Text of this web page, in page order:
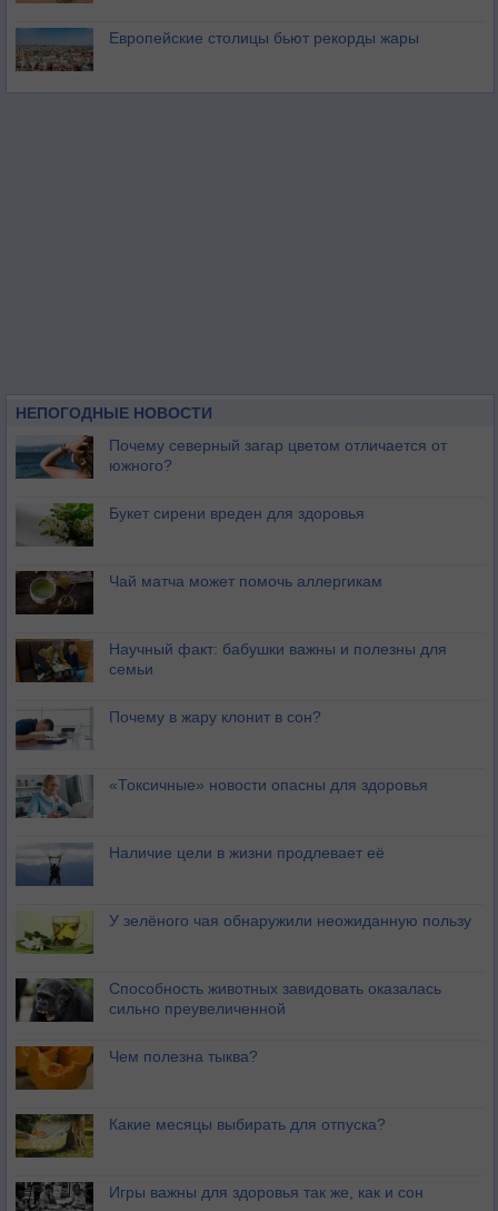
Европейские столицы бьют рекорды жары
НЕПОГОДНЫЕ НОВОСТИ
Почему северный загар цветом отличается от
южного?
Букет сирени вреден для здоровья
Чай матча может помочь аллергикам
Научный факт: бабушки важны и полезны для
семьи
Почему в жару клонит в сон?
«Токсичные» новости опасны для здоровья
Наличие цели в жизни продлевает её
У зелёного чая обнаружили неожиданную пользу
Способность животных завидовать оказалась
сильно преувеличенной
Чем полезна тыква?
Какие месяцы выбирать для отпуска?
Игры важны для здоровья так же, как и сон